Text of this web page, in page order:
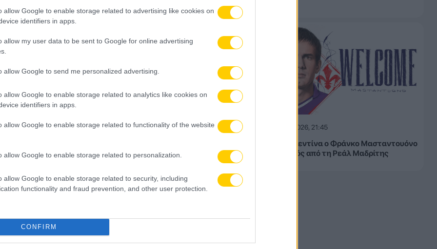
allow Google to enable storage related to advertising like cookies on
identifiers in apps.
allow my user data to be sent to Google for online advertising
allow Google to send me personalized advertising.
allow Google to enable storage related to analytics like cookies on
identifiers in apps.
allow Google to enable storage related to functionality of the website
allow Google to enable storage related to personalization.
allow Google to enable storage related to security, including
functionality and fraud prevention, and other user protection.
CONFIRM
το καλοκαίρι του 2029.
ευρώ συνολικά –περίπου 8 εκατομμύρια ευρώ ανά
συμφωνίες στην ιστορία της λίγκας. Η μάχη για τα
το πρωτάθλημα, ωστόσο η πρόταση του ΣΚΑΪ αποδείχθηκε
σταθερότητα στις ομάδες της Stoiximan GBL, μεταξύ αυτών
απαιτήσεις τόσο των εγχώριων όσο και των ευρωπαϊκών
προσέγγιση στην τηλεοπτική προβολή του ελληνικού μπάσκετ,
αλλαγές σε ευρωπαϊκό επίπεδο.
που ανοίγει η σύνδεση της διοργάνωσης με το NBA Europe
να αποτελέσει έναν από τους βασικούς πρωταγωνιστές μιας
μπάσκετ.
με κυριαρχικό ποδόσφαιρο
07.08.2026, 21:45
Στη Φιορεντίνα ο Φράνκο Μασταντουόνο
– Δανεικός από τη Ρεάλ Μαδρίτης